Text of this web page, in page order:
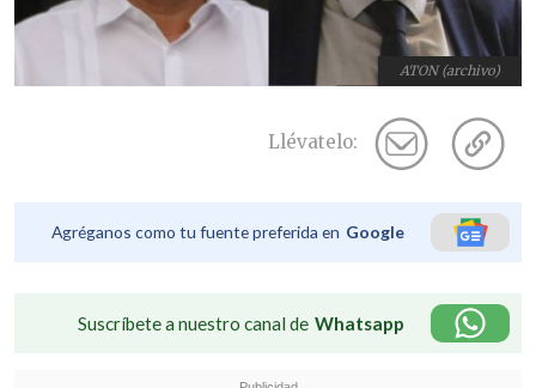
ATON (archivo)
Llévatelo:
Agréganos como tu fuente preferida en Google
Suscríbete a nuestro canal de Whatsapp